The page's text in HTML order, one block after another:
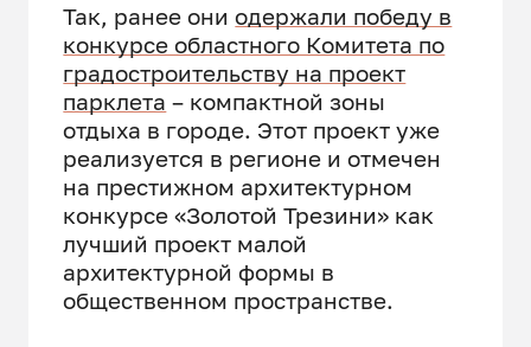
Так, ранее ониодержали победу в
конкурсе областного Комитета по
градостроительству на проект
парклета – компактной зоны
отдыха в городе. Этот проект уже
реализуется в регионе и отмечен
на престижном архитектурном
конкурсе «Золотой Трезини» как
лучший проект малой
архитектурной формы в
общественном пространстве.